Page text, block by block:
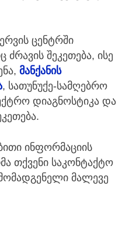
ცენტრში
შეკეთება, ისე
მანქანის
, სათუნუქე-სამღებრო
დიაგნოსტიკა და
ინფორმაციის
თქვენი საკონტაქტო
მალევე